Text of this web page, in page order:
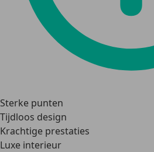
Sterke punten
Tijdloos design
Krachtige prestaties
Luxe interieur